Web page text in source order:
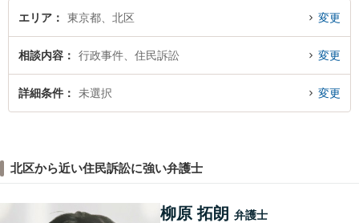
エリア 東京都、北区 変更
相談内容 行政事件、住民訴訟 変更
詳細条件 未選択 変更
北区から近い住民訴訟に強い弁護士
柳原 拓朗 弁護士